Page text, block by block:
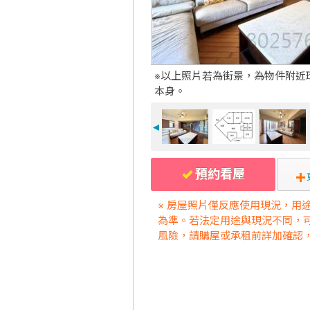
※以上照片若為街景，為物件附近
本身。
◄
預約看屋
※ 房屋照片僅反應使用現況，用
為準。若法定用途與現況不同，
風險，請購屋或承租前詳加確認